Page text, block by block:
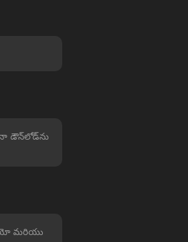
డౌన్‌లోడ్‌ను
మరియు